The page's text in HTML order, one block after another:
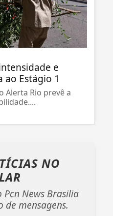
e
Estágio 1
Alerta Rio prevê a
NO
Pcn News Brasilia
de mensagens.